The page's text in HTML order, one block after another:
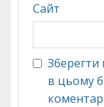
Сайт
Зберегти
в цьому